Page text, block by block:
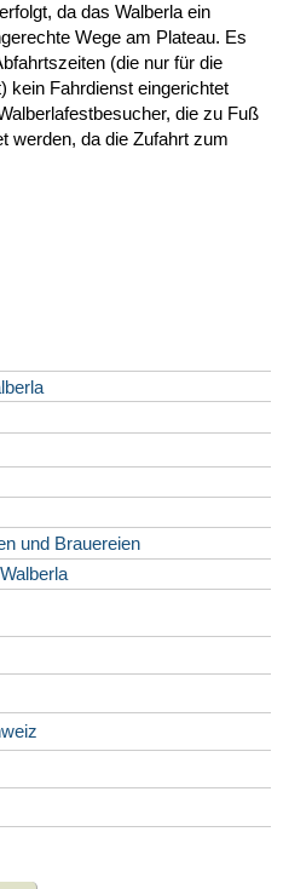
da das Walberla ein
Wege am Plateau. Es
(die nur für die
kein Fahrdienst eingerichtet
die zu Fuß
werden, da die Zufahrt zum
und Brauereien